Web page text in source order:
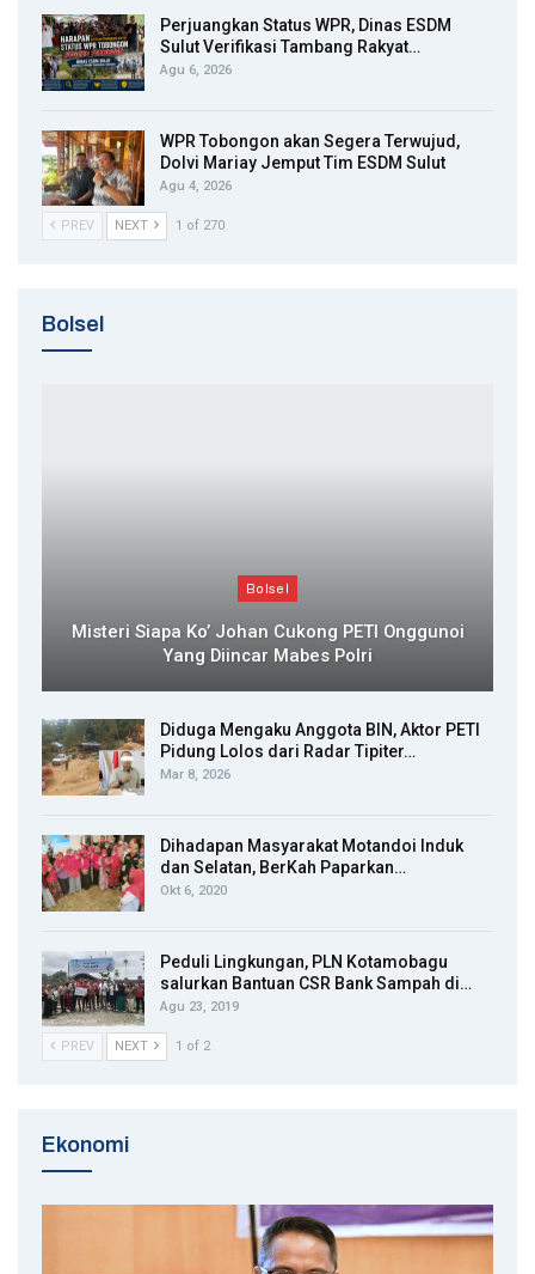
Perjuangkan Status WPR, Dinas ESDM
Sulut Verifikasi Tambang Rakyat…
Agu 6, 2026
WPR Tobongon akan Segera Terwujud,
Dolvi Mariay Jemput Tim ESDM Sulut
Agu 4, 2026
PREV NEXT 1 of 270
Bolsel
Bolsel
Misteri Siapa Ko’ Johan Cukong PETI Onggunoi
Yang Diincar Mabes Polri
Diduga Mengaku Anggota BIN, Aktor PETI
Pidung Lolos dari Radar Tipiter…
Mar 8, 2026
Dihadapan Masyarakat Motandoi Induk
dan Selatan, BerKah Paparkan…
Okt 6, 2020
Peduli Lingkungan, PLN Kotamobagu
salurkan Bantuan CSR Bank Sampah di…
Agu 23, 2019
PREV NEXT 1 of 2
Ekonomi